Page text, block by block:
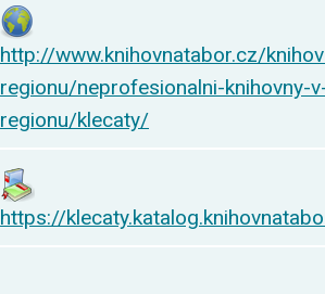
http://www.knihovnatabor.cz/
regionu/neprofesionalni-knihovny-
regionu/klecaty/
https://